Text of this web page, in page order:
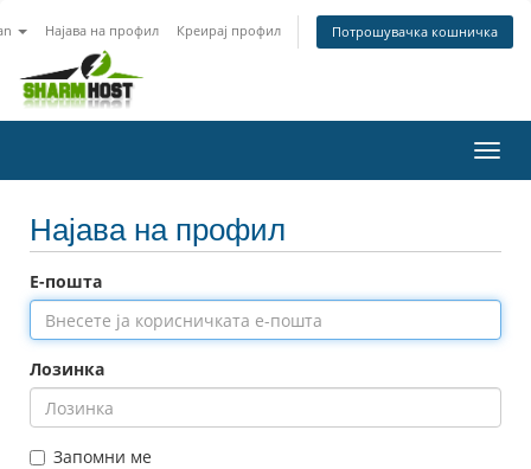
Најава на профил Креирај профил Потрошувачка кошничка
ја
Најава на профил
Е-пошта
Лозинка
Запомни ме